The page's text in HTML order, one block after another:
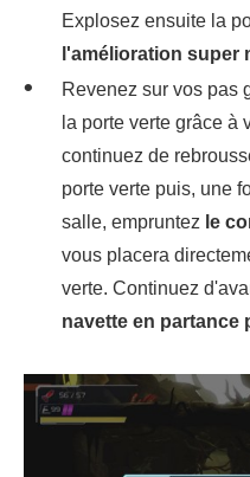
Explosez ensuite la
l'amélioration super
Revenez sur vos pas
la porte verte grâce à
continuez de
porte verte puis, une
salle, empruntez le
vous placera
verte. Continuez
navette en partance